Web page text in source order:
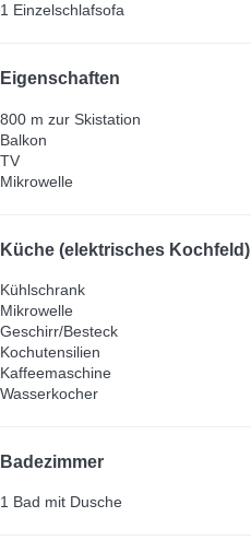
1 Einzelschlafsofa
Eigenschaften
800 m zur Skistation
Balkon
TV
Mikrowelle
Küche (elektrisches Kochfeld)
Kühlschrank
Mikrowelle
Geschirr/Besteck
Kochutensilien
Kaffeemaschine
Wasserkocher
Badezimmer
1 Bad mit Dusche